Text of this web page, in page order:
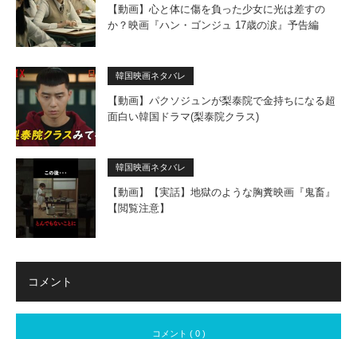
【動画】心と体に傷を負った少女に光は差すの
か？映画『ハン・ゴンジュ 17歳の涙』予告編
韓国映画ネタバレ
【動画】パクソジュンが梨泰院で金持ちになる超
面白い韓国ドラマ(梨泰院クラス)
韓国映画ネタバレ
【動画】【実話】地獄のような胸糞映画『鬼畜』
【閲覧注意】
コメント
コメント ( 0 )